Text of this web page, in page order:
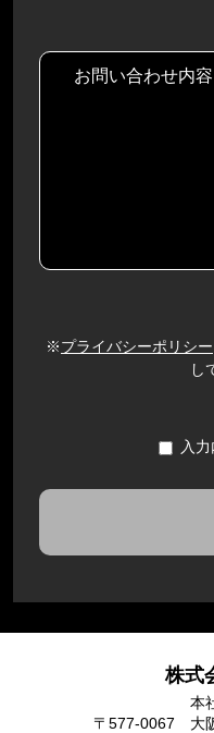
※プライバシーポリシー
し
入
株式
本
〒577-0067 大